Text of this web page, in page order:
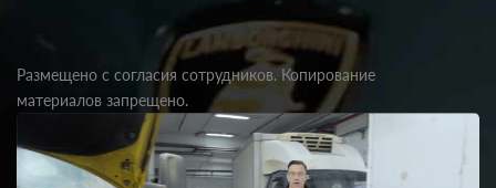
Размещено с согласия сотрудников. Копирование
материалов запрещено.